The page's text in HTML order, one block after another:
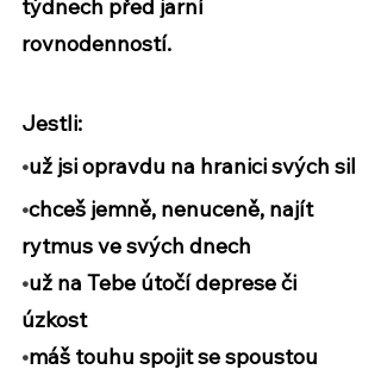
týdnech před jarní
rovnodenností.
Jestli:
•už jsi opravdu na hranici svých sil
•chceš jemně, nenuceně, najít
rytmus ve svých dnech
•už na Tebe útočí deprese či
úzkost
•máš touhu spojit se spoustou